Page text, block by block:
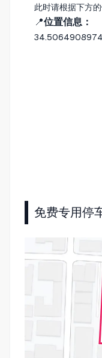
此时请根据下方的
📍位置信息：
免费专用停